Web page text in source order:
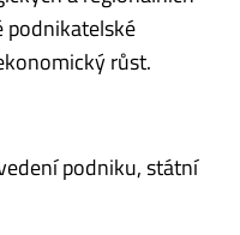
podnikatelské
růst.
podniku, státní